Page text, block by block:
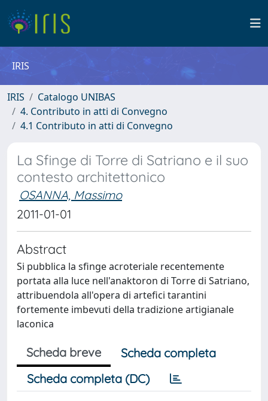
IRIS
IRIS
Catalogo UNIBAS
4. Contributo in atti di Convegno
4.1 Contributo in atti di Convegno
La Sfinge di Torre di Satriano e il suo
contesto architettonico
OSANNA, Massimo
2011-01-01
Abstract
Si pubblica la sfinge acroteriale recentemente
portata alla luce nell'anaktoron di Torre di Satriano,
attribuendola all'opera di artefici tarantini
fortemente imbevuti della tradizione artigianale
laconica
Scheda breve
Scheda completa
Scheda completa (DC)